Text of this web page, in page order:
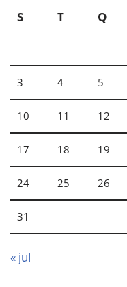
S
T Q
3 4 5
10 11 12
17 18 19
24 25 26
31
« jul